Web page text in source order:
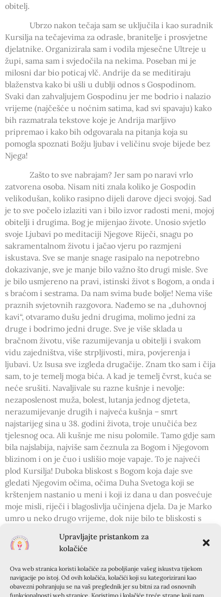
Upravljajte pristankom za
kolačiće
Ova web stranica koristi kolačiće za poboljšanje vašeg iskustva tijekom
navigacije po istoj. Od ovih kolačića, kolačići koji su kategorizirani kao
obavezni pohranjuju se na vaš preglednik jer su bitni za rad osnovnih
funkcionalnosti web stranice. Koristimo i kolačiće treće strane koji nam
obitelj.
Ubrzo nakon tečaja sam se uključila i kao suradnik
Kursilja na tečajevima za odrasle, branitelje i prosvjetne
djelatnike. Organizirala sam i vodila mjesečne Ultreje u
župi, sama sam i svjedočila na nekima. Poseban mi je
milosni dar bio poticaj vlč. Andrije da se meditiraju
blaženstva kako bi ušli u dublji odnos s Gospodinom.
Svaki dan zahvaljujem Gospodinu jer me bodrio i nalazio
vrijeme (najčešće u noćnim satima, kad svi spavaju) kako
bih razmatrala tekstove koje je Andrija marljivo
pripremao i kako bih odgovarala na pitanja koja su
pomogla spoznati Božju ljubav i veličinu svoje bijede bez
Njega!
Zašto to sve nabrajam? Jer sam po naravi vrlo
zatvorena osoba. Nisam niti znala koliko je Gospodin
velikodušan, koliko rasipno dijeli darove djeci svojoj. Sad
je to sve počelo izlaziti van i bilo izvor radosti meni, mojoj
obitelji i drugima. Bog je mijenjao živote. Unosio svjetlo
svoje Ljubavi po meditaciji Njegove Riječi, snagu po
sakramentalnom životu i jačao vjeru po razmjeni
iskustava. Sve se manje snage rasipalo na nepotrebno
dokazivanje, sve je manje bilo važno što drugi misle. Sve
je bilo usmjereno na pravi, istinski život s Bogom, a onda i
s braćom i sestrama. Da nam svima bude bolje! Nema više
praznih svjetovnih razgovora. Nađemo se na „duhovnoj
kavi“, otvaramo dušu jedni drugima, molimo jedni za
druge i bodrimo jedni druge. Sve je više sklada u
bračnom životu, više razumijevanja u obitelji i svakom
vidu zajedništva, više strpljivosti, mira, povjerenja i
ljubavi. Uz Isusa sve izgleda drugačije. Znam tko sam i čija
sam, to je temelj moga bića. A kad je temelj čvrst, kuća se
neće srušiti. Navaljivale su razne kušnje i nevolje:
nezaposlenost muža, bolest, lutanja jednog djeteta,
nerazumijevanje drugih i najveća kušnja – smrt
najstarijeg sina u 38. godini života, troje unučića bez
tjelesnog oca. Ali kušnje me nisu polomile. Tamo gdje sam
bila najslabija, najviše sam čeznula za Bogom i Njegovom
blizinom i on je čuo i uslišio moje vapaje. To je najveći
plod Kursilja! Duboka bliskost s Bogom koja daje sve
gledati Njegovim očima, očima Duha Svetoga koji se
krštenjem nastanio u meni i koji iz dana u dan posvećuje
moje misli, riječi i blagoslivlja učinjena djela. Da je Marko
umro u neko drugo vrijeme, dok nije bilo te bliskosti s
dragom Bogu za mir i povjerenje u Njegove odluke. Od
Boga dolazi samo dobro. Priznajem svoje granice i
Njegovu bezgraničnost koja sve zna, sve vidi i sve ljubi. To
je najveće blago koje sam kroz život stekla i dijelim ga s
drugima. Nisu uvijek potrebne riječi, naš život često